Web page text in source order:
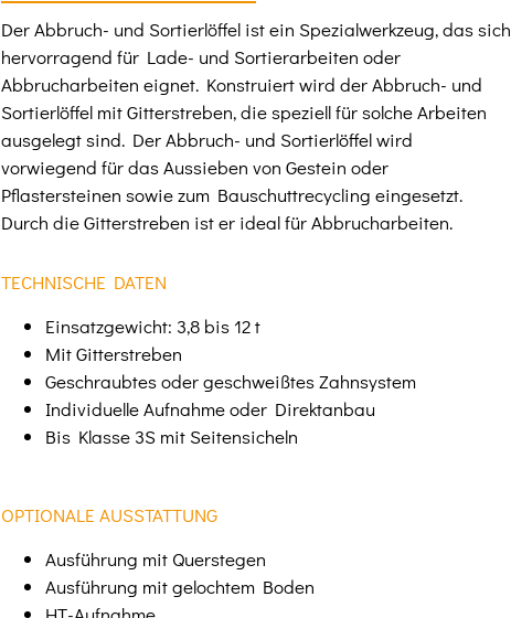
Der Abbruch- und Sortierlöffel ist ein Spezialwerkzeug, das sich
hervorragend für Lade- und Sortierarbeiten oder
Abbrucharbeiten eignet. Konstruiert wird der Abbruch- und
Sortierlöffel mit Gitterstreben, die speziell für solche Arbeiten
ausgelegt sind. Der Abbruch- und Sortierlöffel wird
vorwiegend für das Aussieben von Gestein oder
Pflastersteinen sowie zum Bauschuttrecycling eingesetzt.
Durch die Gitterstreben ist er ideal für Abbrucharbeiten.
TECHNISCHE DATEN
Einsatzgewicht: 3,8 bis 12 t
Mit Gitterstreben
Geschraubtes oder geschweißtes Zahnsystem
Individuelle Aufnahme oder Direktanbau
Bis Klasse 3S mit Seitensicheln
OPTIONALE AUSSTATTUNG
Ausführung mit Querstegen
Ausführung mit gelochtem Boden